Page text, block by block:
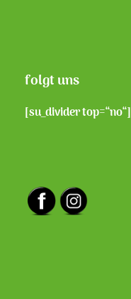
folgt uns
[su_divider top=“no“]